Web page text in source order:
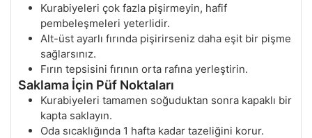
Kurabiyeleri çok fazla pişirmeyin, hafif
pembeleşmeleri yeterlidir.
Alt-üst ayarlı fırında pişirirseniz daha eşit bir pişme
sağlarsınız.
Fırın tepsisini fırının orta rafına yerleştirin.
Saklama İçin Püf Noktaları
Kurabiyeleri tamamen soğuduktan sonra kapaklı bir
kapta saklayın.
Oda sıcaklığında 1 hafta kadar tazeliğini korur.